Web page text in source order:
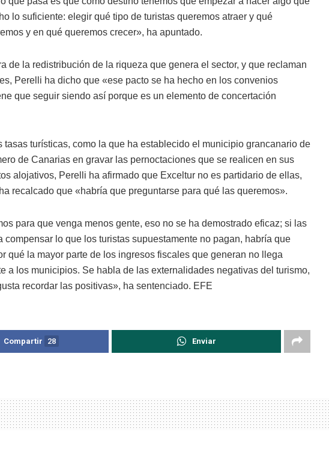
lo suficiente: elegir qué tipo de turistas queremos atraer y qué
y en qué queremos crecer», ha apuntado.
de la redistribución de la riqueza que genera el sector, y que reclaman
Perelli ha dicho que «ese pacto se ha hecho en los convenios
que seguir siendo así porque es un elemento de concertación
tasas turísticas, como la que ha establecido el municipio grancanario de
de Canarias en gravar las pernoctaciones que se realicen en sus
alojativos, Perelli ha afirmado que Exceltur no es partidario de ellas,
recalcado que «habría que preguntarse para qué las queremos».
para que venga menos gente, eso no se ha demostrado eficaz; si las
compensar lo que los turistas supuestamente no pagan, habría que
qué la mayor parte de los ingresos fiscales que generan no llega
a los municipios. Se habla de las externalidades negativas del turismo,
recordar las positivas», ha sentenciado. EFE
Compartir 28 Enviar